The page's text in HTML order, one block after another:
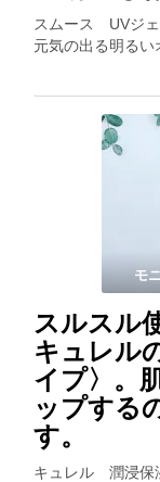
スムース UVジ
元気の出る明るい
モ
スルスル
キュレル
イプ〉。
ップする
す。
キュレル 潤浸